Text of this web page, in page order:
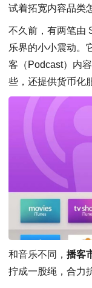
试着拓宽内容品类
不久前，有两笔由
乐界的小小震动。
客（Podcast）内
些，还提供货币化
和音乐不同， 播客
拧成一股绳，合力